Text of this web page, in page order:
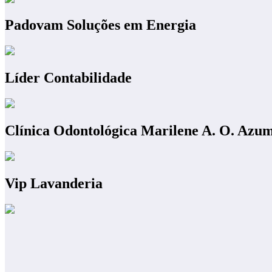
Padovam Soluções em Energia
Líder Contabilidade
Clínica Odontológica Marilene A. O.
Vip Lavanderia